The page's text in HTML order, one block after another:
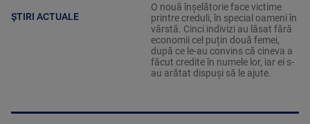
ȘTIRI ACTUALE
O nouă înșelătorie face victime
printre creduli, în special oameni în
vârstă. Cinci indivizi au lăsat fără
economii cel puțin două femei,
după ce le-au convins că cineva a
făcut credite în numele lor, iar ei s-
au arătat dispuși să le ajute.